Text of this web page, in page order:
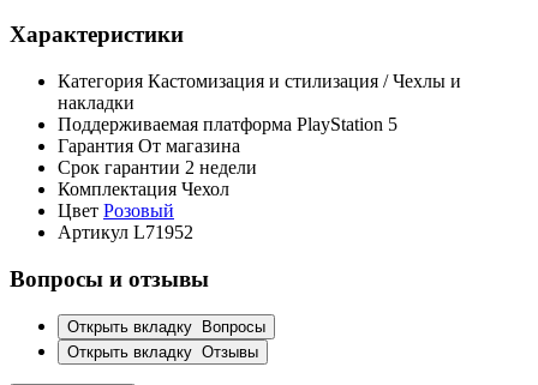
Характеристики
Категория Кастомизация и стилизация / Чехлы и
накладки
Поддерживаемая платформа PlayStation 5
Гарантия От магазина
Срок гарантии 2 недели
Комплектация Чехол
Цвет Розовый
Артикул L71952
Вопросы и отзывы
Открыть вкладку
Вопросы
Открыть вкладку Отзывы